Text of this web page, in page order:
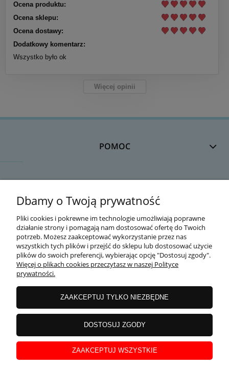
Ocena produktu:
Ocena sklepu:
Ocena dostawy:
Dodatkowy komentarz:
Wszystko było ok
Więcej opinii
POMOC
MOJE KONTO
O FIRMIE
Dbamy o Twoją prywatność
Pliki cookies i pokrewne im technologie umożliwiają poprawne
działanie strony i pomagają nam dostosować ofertę do Twoich
potrzeb. Możesz zaakceptować wykorzystanie przez nas
wszystkich tych plików i przejść do sklepu lub dostosować użycie
plików do swoich preferencji, wybierając opcję "Dostosuj zgody".
Więcej o plikach cookies przeczytasz w naszej Polityce
prywatności.
ZAAKCEPTUJ TYLKO NIEZBĘDNE
DOSTOSUJ ZGODY
ZAAKCEPTUJ WSZYSTKIE